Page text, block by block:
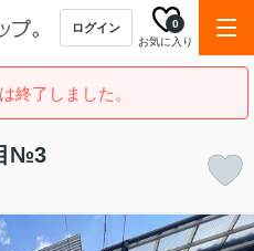
ログイン
お気に入り
0
終了しました。
№3